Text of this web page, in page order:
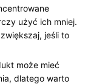
użyć ich mniej.
jeśli to
może mieć
dlatego warto